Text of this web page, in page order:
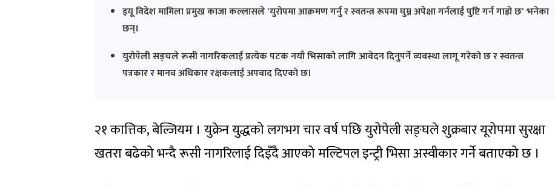
इयू विदेश मामिला प्रमुख काजा कल्लासले 'युरोपमा आक्रमण गर्नु र स्वतन्त्र रूपमा घुम्न अपेक्षा गर्नलाई पुष्टि गर्न गाह्रो छ' भनेका
छन्।
युरोपेली सङ्घले रूसी नागरिकलाई प्रत्येक पटक नयाँ भिसाको लागि आवेदन दिनुपर्ने व्यवस्था लागू गरेको छ र स्वतन्त्र
पत्रकार र मानव अधिकार रक्षकलाई अपवाद दिएको छ।
२१ कात्तिक, बेल्जियम । युक्रेन युद्धको लगभग चार वर्ष पछि युरोपेली सङ्घले शुक्रबार यूरोपमा सुरक्षा
खतरा बढेको भन्दै रूसी नागरिलाई दिइँदै आएको मल्टिपल इन्ट्री भिसा अस्वीकार गर्ने बताएको छ ।